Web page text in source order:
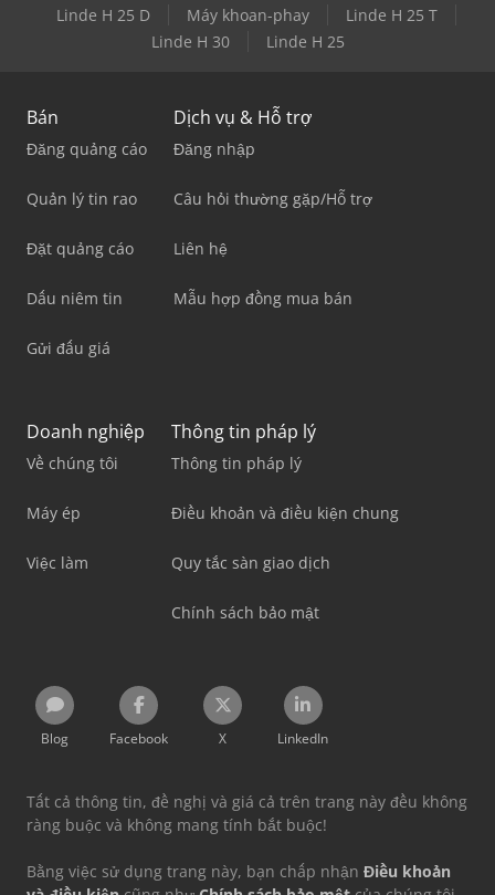
Linde H 25 D
Máy khoan-phay
Linde H 25 T
Linde H 30
Linde H 25
Bán
Đăng quảng cáo
Quản lý tin rao
Đặt quảng cáo
Dấu niêm tin
Gửi đấu giá
Dịch vụ & Hỗ trợ
Đăng nhập
Câu hỏi thường gặp/Hỗ trợ
Liên hệ
Mẫu hợp đồng mua bán
Doanh nghiệp
Về chúng tôi
Máy ép
Việc làm
Thông tin pháp lý
Thông tin pháp lý
Điều khoản và điều kiện chung
Quy tắc sàn giao dịch
Chính sách bảo mật
Blog Facebook X LinkedIn
Tất cả thông tin, đề nghị và giá cả trên trang này đều không
ràng buộc và không mang tính bắt buộc!
Bằng việc sử dụng trang này, bạn chấp nhận Điều khoản